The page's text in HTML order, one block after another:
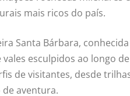
mais ricos do país.
Santa Bárbara,
esculpidos ao longo de
de visitantes, desde
aventura.